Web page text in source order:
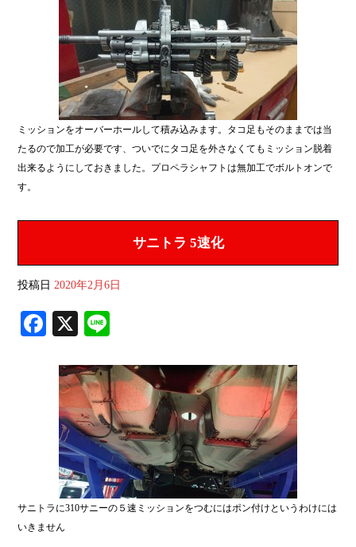
ミッションをオーバーホールして積み込みます。タコ足もそのままでは当
たるので加工が必要です、ついでにタコ足を外さなくてもミッション脱着
出来るようにしておきました。プロペラシャフトは無加工でボルトオンで
す。
サニトラ 5速化
投稿日 2020年2月6日
Fa
bo
ok
X
サニトラに310サニーの５速ミッションをつむにはポン付けというわけには
いきません